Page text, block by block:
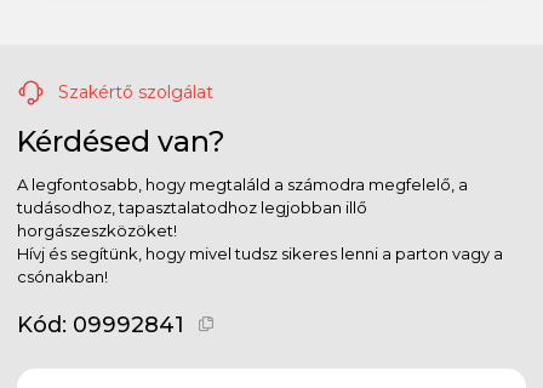
Szakértő szolgálat
Kérdésed van?
A legfontosabb, hogy megtaláld a számodra megfelelő, a
tudásodhoz, tapasztalatodhoz legjobban illő
horgászeszközöket!
Hívj és segítünk, hogy mivel tudsz sikeres lenni a parton vagy a
csónakban!
Kód: 09992841